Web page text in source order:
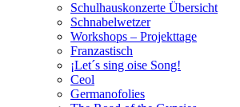
Schulhauskonzerte Übersicht
Schnabelwetzer
Workshops – Projekttage
Franzastisch
¡Let´s sing oise Song!
Ceol
Germanofolies